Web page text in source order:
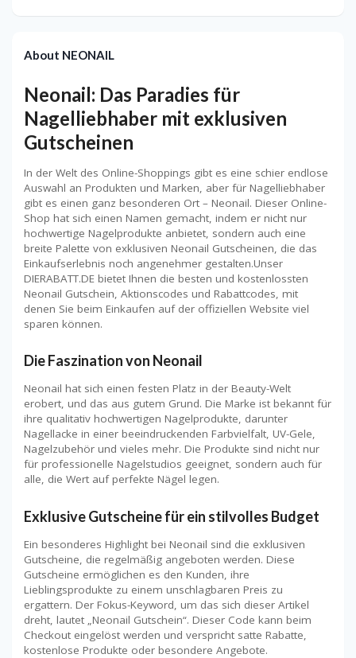
About NEONAIL
Neonail: Das Paradies für
Nagelliebhaber mit exklusiven
Gutscheinen
In der Welt des Online-Shoppings gibt es eine schier endlose
Auswahl an Produkten und Marken, aber für Nagelliebhaber
gibt es einen ganz besonderen Ort – Neonail. Dieser Online-
Shop hat sich einen Namen gemacht, indem er nicht nur
hochwertige Nagelprodukte anbietet, sondern auch eine
breite Palette von exklusiven Neonail Gutscheinen, die das
Einkaufserlebnis noch angenehmer gestalten.Unser
DIERABATT.DE bietet Ihnen die besten und kostenlossten
Neonail Gutschein, Aktionscodes und Rabattcodes, mit
denen Sie beim Einkaufen auf der offiziellen Website viel
sparen können.
Die Faszination von Neonail
Neonail hat sich einen festen Platz in der Beauty-Welt
erobert, und das aus gutem Grund. Die Marke ist bekannt für
ihre qualitativ hochwertigen Nagelprodukte, darunter
Nagellacke in einer beeindruckenden Farbvielfalt, UV-Gele,
Nagelzubehör und vieles mehr. Die Produkte sind nicht nur
für professionelle Nagelstudios geeignet, sondern auch für
alle, die Wert auf perfekte Nägel legen.
Exklusive Gutscheine für ein stilvolles Budget
Ein besonderes Highlight bei Neonail sind die exklusiven
Gutscheine, die regelmäßig angeboten werden. Diese
Gutscheine ermöglichen es den Kunden, ihre
Lieblingsprodukte zu einem unschlagbaren Preis zu
ergattern. Der Fokus-Keyword, um das sich dieser Artikel
dreht, lautet „Neonail Gutschein“. Dieser Code kann beim
Checkout eingelöst werden und verspricht satte Rabatte,
kostenlose Produkte oder besondere Angebote.